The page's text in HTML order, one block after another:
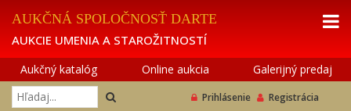
AUKČNÁ SPOLOČNOSŤ DARTE
AUKCIE UMENIA A STAROŽITNOSTÍ
Aukčný katalóg Online aukcia Galerijný predaj
Prihlásenie Registrácia